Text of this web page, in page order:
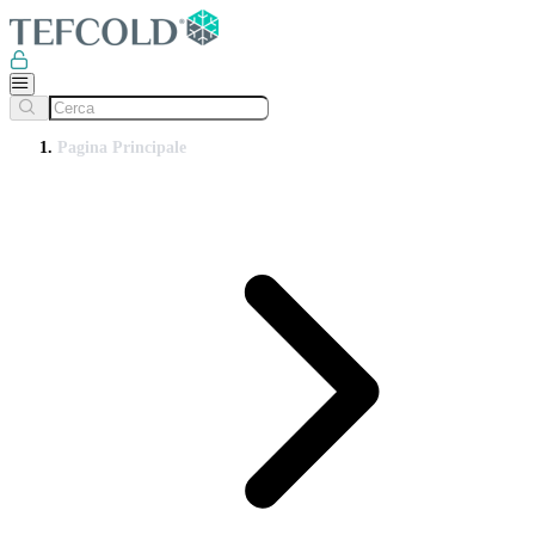
Pagina Principale